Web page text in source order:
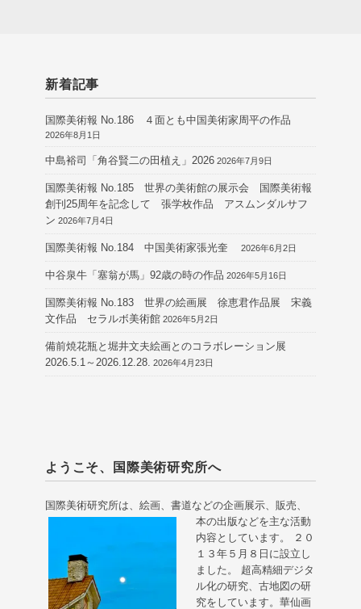
新着記事
国際美術報 No.186 ４面とも中国美術家周平の作品
2026年8月1日
中島裕司「角谷賢二の田植え」2026 2026年7月9日
国際美術報 No.185 世界の美術館の展示会 国際美術報
創刊25周年を記念して 張学枚作品 アスムンダルサフ
ン 2026年7月4日
国際美術報 No.184 中国美術家張光奎 2026年6月2日
中谷泉牛「塞翁が馬」92歳の時の作品 2026年5月16日
国際美術報 No.183 世界の絵画展 徐恵君作品展 宋義
文作品 セラルボ美術館 2026年5月2日
備前焼花瓶と堀井文夫絵画とのコラボレーション展
2026.5.1～2026.12.28. 2026年4月23日
ようこそ、国際美術研究所へ
国際美術研究所は、絵画、書道などの企画展示、販売、
本の出版などを主な活動
内容としています。 ２０
１３年５月８日に設立し
ました。 超高精細デジタ
ル化の研究、古地図の研
究をしています。華仙画